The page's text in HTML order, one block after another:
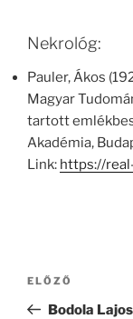
Nekrológ:
Pauler, Ákos
Magyar
tartott
Akadémia,
Link: https://
Bejegyzés
Korábbi
bejegyzés
ELŐZŐ
Bodola Lajos